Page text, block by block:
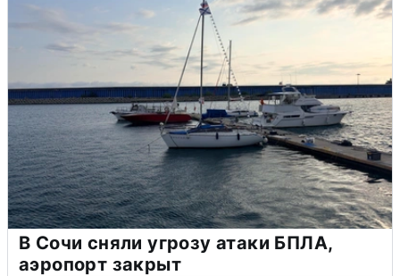
В Сочи сняли угрозу атаки БПЛА,
аэропорт закрыт